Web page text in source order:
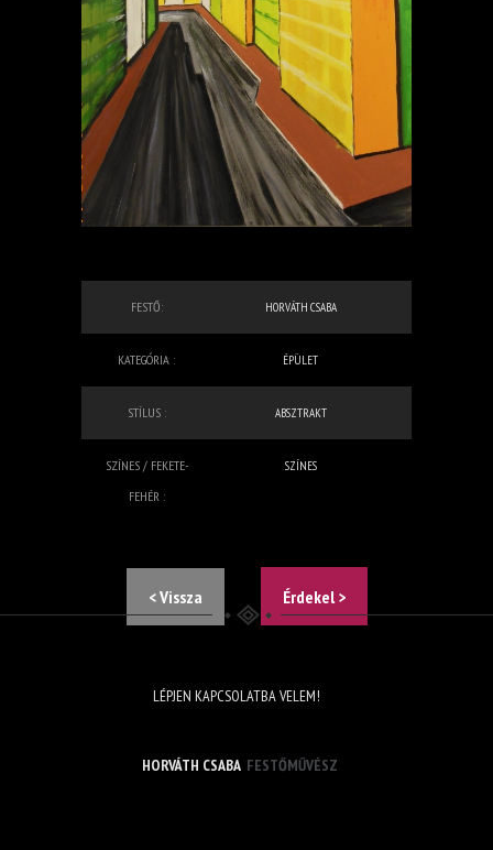
FESTŐ: HORVÁTH CSABA
KATEGÓRIA : ÉPÜLET
STÍLUS : ABSZTRAKT
SZÍNES / FEKETE-
FEHÉR :
SZÍNES
< Vissza Érdekel >
LÉPJEN KAPCSOLATBA VELEM!
HORVÁTH CSABA FESTŐMŰVÉSZ